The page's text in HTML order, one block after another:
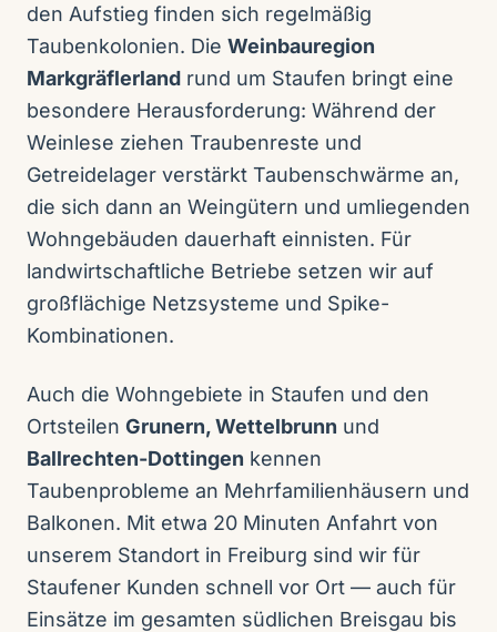
den Aufstieg finden sich regelmäßig
Taubenkolonien. Die Weinbauregion
Markgräflerland rund um Staufen bringt eine
besondere Herausforderung: Während der
Weinlese ziehen Traubenreste und
Getreidelager verstärkt Taubenschwärme an,
die sich dann an Weingütern und umliegenden
Wohngebäuden dauerhaft einnisten. Für
landwirtschaftliche Betriebe setzen wir auf
großflächige Netzsysteme und Spike-
Kombinationen.
Auch die Wohngebiete in Staufen und den
Ortsteilen Grunern, Wettelbrunn und
Ballrechten-Dottingen kennen
Taubenprobleme an Mehrfamilienhäusern und
Balkonen. Mit etwa 20 Minuten Anfahrt von
unserem Standort in Freiburg sind wir für
Staufener Kunden schnell vor Ort — auch für
Einsätze im gesamten südlichen Breisgau bis